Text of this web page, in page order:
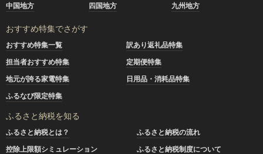
中国地方
四国地方 九州地方
おすすめ特集でさがす
おすすめ特集一覧
訳あり返礼品特集
担当者おすすめ特集
定期便特集
地元が誇る家電特集
日用品・消耗品特集
ふるなび限定特集
ふるさと納税を知る
ふるさと納税とは？
ふるさと納税の流れ
控除上限額シミュレーション
ふるさと納税制度について